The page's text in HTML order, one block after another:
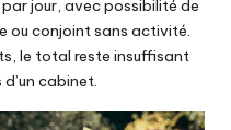
jour, avec possibilité de
ou conjoint sans activité.
le total reste insuffisant
cabinet.